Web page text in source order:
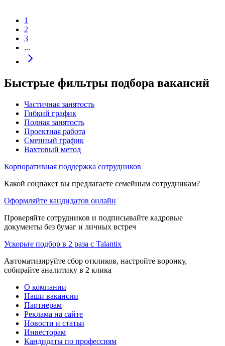
1
2
3
...
Быстрые фильтры подбора вакансий
Частичная занятость
Гибкий график
Полная занятость
Проектная работа
Сменный график
Вахтовый метод
Корпоративная поддержка сотрудников
Какой соцпакет вы предлагаете семейным сотрудникам?
Оформляйте кандидатов онлайн
Проверяйте сотрудников и подписывайте кадровые
документы без бумаг и личных встреч
Ускорьте подбор в 2 раза с Talantix
Автоматизируйте сбор откликов, настройте воронку,
собирайте аналитику в 2 клика
О компании
Наши вакансии
Партнерам
Реклама на сайте
Новости и статьи
Инвесторам
Кандидаты по профессиям